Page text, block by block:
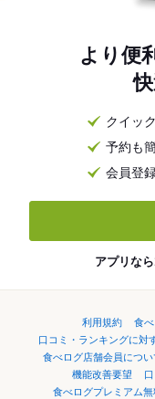
より便
クイッ
予約も
会員登
アプリな
利用規約 食
口コミ・ランキングに対
食べログ店舗会員につい
機能改善要望
食べログプレミアム